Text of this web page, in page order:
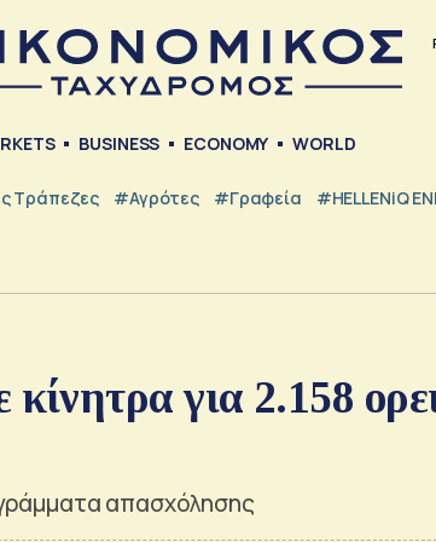
BUSINESS ECONOMY WORLD
Τράπεζες #Αγρότες #Γραφεία #HELLENiQ
για 2.158
απασχόλησης